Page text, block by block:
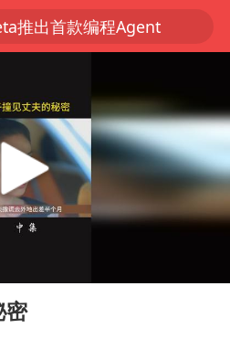
推出首款编程Agent
暴发金迪普拉病毒
41岁女子为鼓励女儿考上985研究生
密